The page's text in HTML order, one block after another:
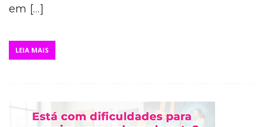
em […]
LEIA MAIS